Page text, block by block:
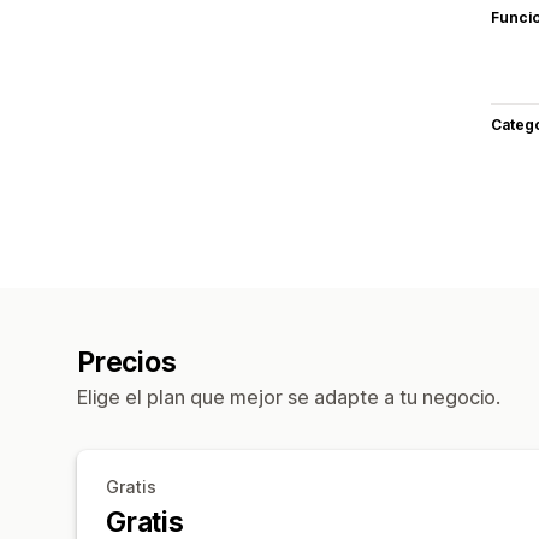
Precios
Elige el plan que mejor se adapte a tu negocio.
Gratis
Gratis